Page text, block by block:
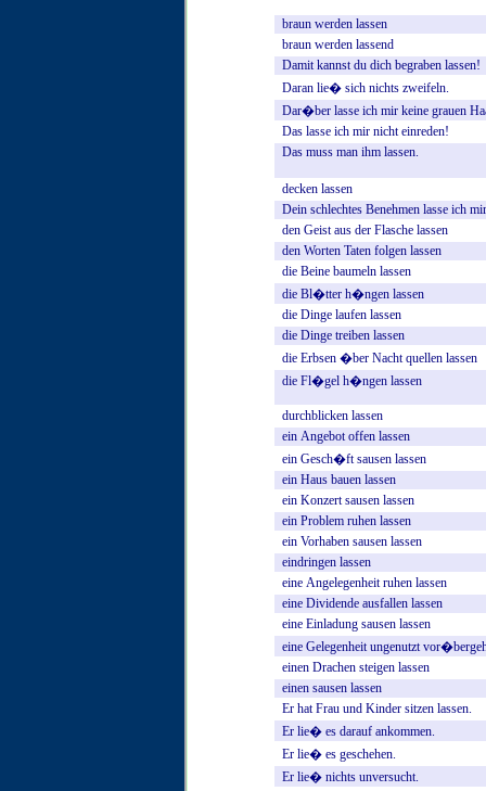
braun werden lassen
braun werden lassend
Damit kannst du dich begraben lassen!
Daran lie� sich nichts zweifeln.
Dar�ber lasse ich mir keine grauen
Das lasse ich mir nicht einreden!
Das muss man ihm lassen.
decken lassen
Dein schlechtes Benehmen lasse ich mir
den Geist aus der Flasche lassen
den Worten Taten folgen lassen
die Beine baumeln lassen
die Bl�tter h�ngen lassen
die Dinge laufen lassen
die Dinge treiben lassen
die Erbsen �ber Nacht quellen lassen
die Fl�gel h�ngen lassen
durchblicken lassen
ein Angebot offen lassen
ein Gesch�ft sausen lassen
ein Haus bauen lassen
ein Konzert sausen lassen
ein Problem ruhen lassen
ein Vorhaben sausen lassen
eindringen lassen
eine Angelegenheit ruhen lassen
eine Dividende ausfallen lassen
eine Einladung sausen lassen
eine Gelegenheit ungenutzt
einen Drachen steigen lassen
einen sausen lassen
Er hat Frau und Kinder sitzen lassen.
Er lie� es darauf ankommen.
Er lie� es geschehen.
Er lie� nichts unversucht.